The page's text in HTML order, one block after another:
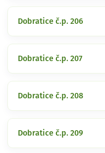
Dobratice č.p. 206
Dobratice č.p. 207
Dobratice č.p. 208
Dobratice č.p. 209